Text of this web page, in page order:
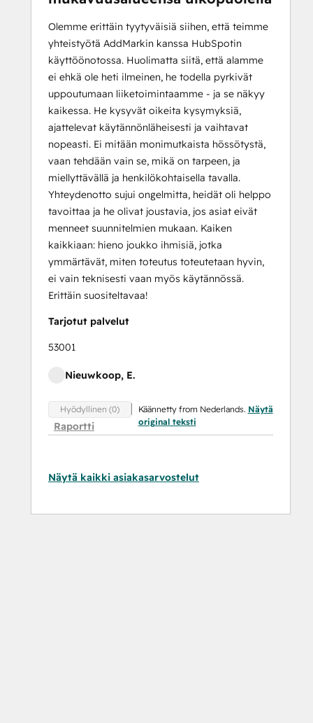
Olemme erittäin tyytyväisiä siihen, että teimme
yhteistyötä AddMarkin kanssa HubSpotin
käyttöönotossa. Huolimatta siitä, että alamme
ei ehkä ole heti ilmeinen, he todella pyrkivät
uppoutumaan liiketoimintaamme - ja se näkyy
kaikessa. He kysyvät oikeita kysymyksiä,
ajattelevat käytännönläheisesti ja vaihtavat
nopeasti. Ei mitään monimutkaista hössötystä,
vaan tehdään vain se, mikä on tarpeen, ja
miellyttävällä ja henkilökohtaisella tavalla.
Yhteydenotto sujui ongelmitta, heidät oli helppo
tavoittaa ja he olivat joustavia, jos asiat eivät
menneet suunnitelmien mukaan. Kaiken
kaikkiaan: hieno joukko ihmisiä, jotka
ymmärtävät, miten toteutus toteutetaan hyvin,
ei vain teknisesti vaan myös käytännössä.
Erittäin suositeltavaa!
Tarjotut palvelut
53001
Nieuwkoop, E.
Hyödyllinen (0)
Raportti
Käännetty from Nederlands. Näytä
original teksti
Näytä kaikki asiakasarvostelut